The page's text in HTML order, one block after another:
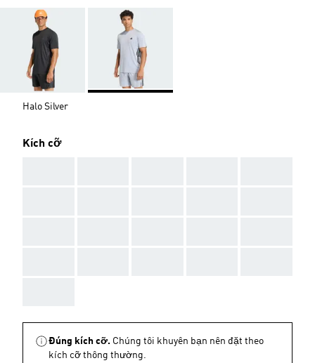
Halo Silver
Kích cỡ
Đúng kích cỡ. Chúng tôi khuyên bạn nên đặt theo
kích cỡ thông thường.